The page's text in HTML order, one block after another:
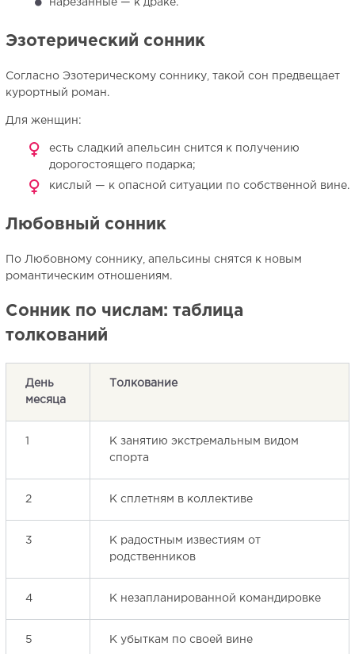
нарезанные — к драке.
Эзотерический сонник
Согласно Эзотерическому соннику, такой сон предвещает
курортный роман.
Для женщин:
есть сладкий апельсин снится к получению
дорогостоящего подарка;
кислый — к опасной ситуации по собственной вине.
Любовный сонник
По Любовному соннику, апельсины снятся к новым
романтическим отношениям.
Сонник по числам: таблица
толкований
День
месяца
Толкование
1
К занятию экстремальным видом
спорта
2 К сплетням в коллективе
3
К радостным известиям от
родственников
4 К незапланированной командировке
5 К убыткам по своей вине